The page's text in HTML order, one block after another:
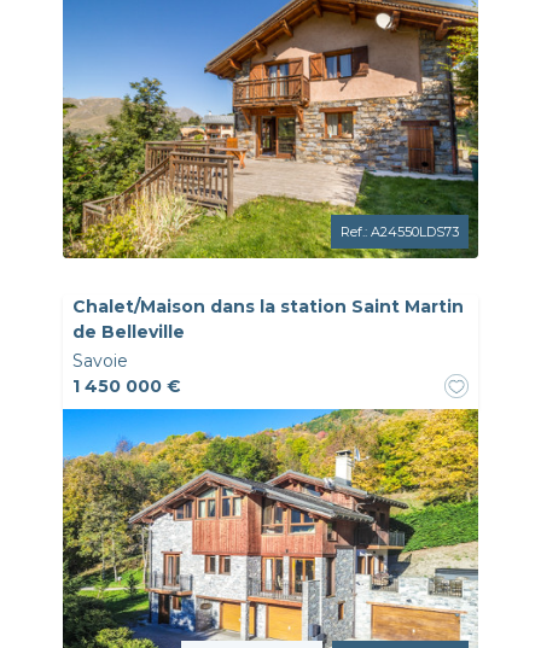
Ref.: A24550LDS73
Chalet/Maison dans la station Saint Martin
de Belleville
Savoie
1 450 000 €